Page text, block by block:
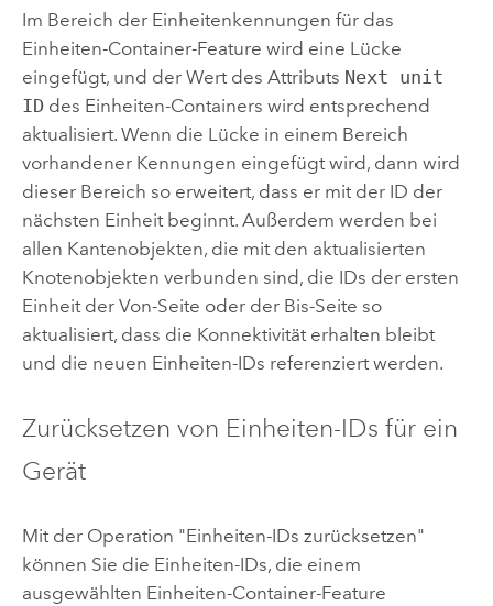
Im Bereich der Einheitenkennungen für das
Einheiten-Container-Feature wird eine Lücke
eingefügt, und der Wert des Attributs Next unit
IDdes Einheiten-Containers wird entsprechend
aktualisiert. Wenn die Lücke in einem Bereich
vorhandener Kennungen eingefügt wird, dann wird
dieser Bereich so erweitert, dass er mit der ID der
nächsten Einheit beginnt. Außerdem werden bei
allen Kantenobjekten, die mit den aktualisierten
Knotenobjekten verbunden sind, die IDs der ersten
Einheit der Von-Seite oder der Bis-Seite so
aktualisiert, dass die Konnektivität erhalten bleibt
und die neuen Einheiten-IDs referenziert werden.
Zurücksetzen von Einheiten-IDs für ein
Gerät
Mit der Operation "Einheiten-IDs zurücksetzen"
können Sie die Einheiten-IDs, die einem
ausgewählten Einheiten-Container-Feature